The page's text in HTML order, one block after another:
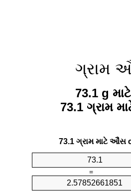
ગ્રામ
73.1 g
73.1 ગ્રામ
73.1 ગ્રામ માટે ઔંસ
=